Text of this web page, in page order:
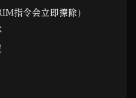
指令会立即擦除）